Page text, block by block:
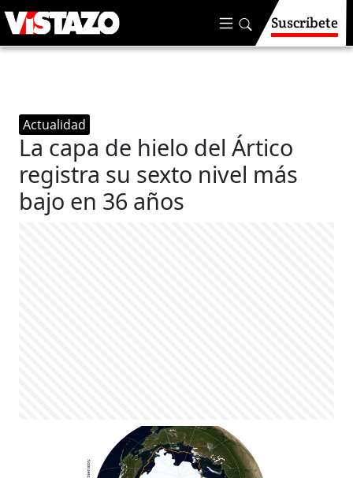
Suscríbete
Actualidad
La capa de hielo del Ártico
registra su sexto nivel más
bajo en 36 años